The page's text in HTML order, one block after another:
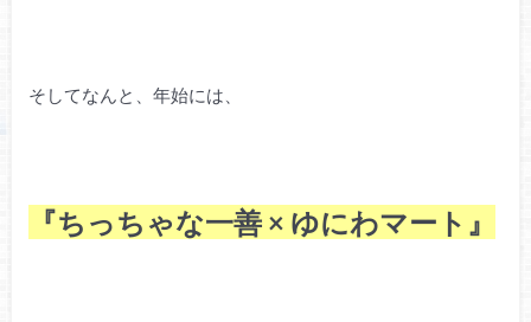
そしてなんと、年始には、
『ちっちゃな一善 × ゆにわマート』